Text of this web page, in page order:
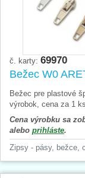
č. karty: 69970
Bežec W0
Bežec pre plastové
výrobok, cena za 1
Cena výrobku sa
alebo prihláste.
Zipsy - pásy, bežce,